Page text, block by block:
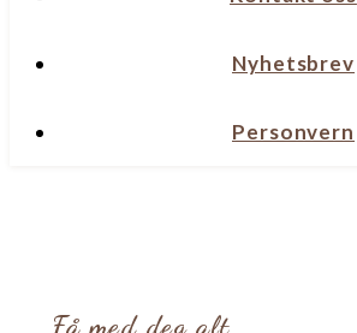
Nyhetsbrev
Personvern
Få med deg alt